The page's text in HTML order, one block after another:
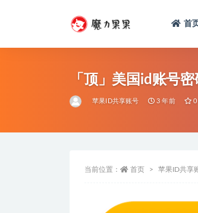
首
「顶」美国id账号
苹果ID共享账号 3 年前 0
当前位置： 首页 苹果ID共享